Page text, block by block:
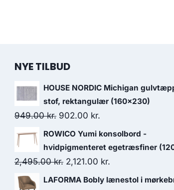
NYE TILBUD
HOUSE NORDIC Michigan
stof, rektangulær (160x230)
949.00kr. 902.00 kr.
ROWICO Yumi konsolbord -
hvidpigmenteret egetræsfiner
2,495.00kr. 2,121.00 kr.
LAFORMA Bobly lænestol i